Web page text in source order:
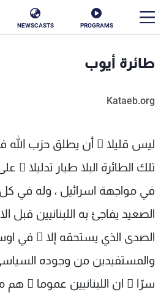
PROGRAMS
NEWSCASTS
طائرة أيوب
Kataeb.org
ليس قليلا ً أن يطلق حزب الله
تلك الطائرة البلا طيار تدليلا
في مواجهة اسرائيل ، وله في
الصعيد يفاجئ به اللبنانيين قبل
الصدى الذي يستحقه إلا ّ في
والمستفيدين من وجوده
سرّا ً ان اللبنانيين عموما ً هم
إقتصاد فن
منوعات
كأس العالم
البرامج
جدول البرامج
شاهد البرامج